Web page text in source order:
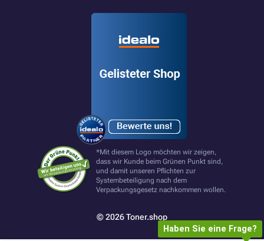
*Mit diesem Logo möchten wir zeigen,
dass wir Kunde beim Grünen Punkt sind,
und damit unseren Pflichten zur
Systembeteiligung nach dem
Verpackungsgesetz nachkommen wollen.
© 2026 Toner.shop
Haben Sie eine Frage?